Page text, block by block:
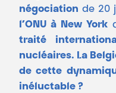
négociation de 20
l’ONU à New York
traité
nucléaires. La
de cette
inéluctable ?